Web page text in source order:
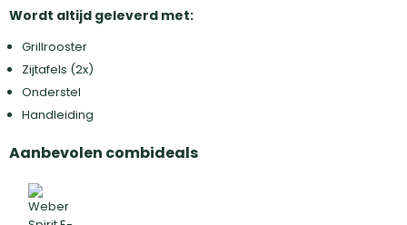
Wordt altijd geleverd met:
Grillrooster
Zijtafels (2x)
Onderstel
Handleiding
Aanbevolen combideals